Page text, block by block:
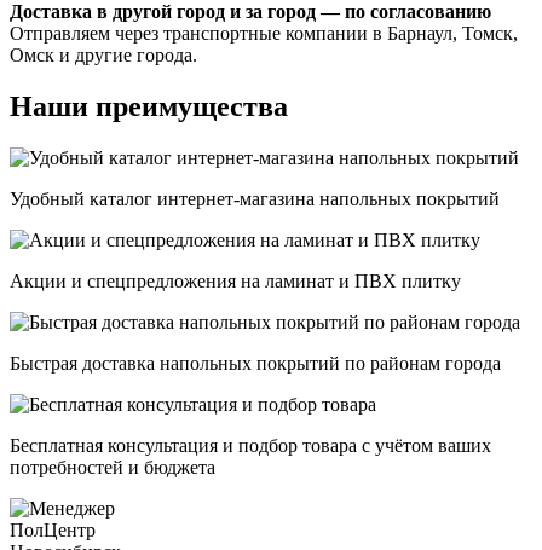
Доставка в другой город и за город — по согласованию
Отправляем через транспортные компании в Барнаул, Томск,
Омск и другие города.
Наши преимущества
Удобный каталог интернет-магазина напольных покрытий
Акции и спецпредложения на ламинат и ПВХ плитку
Быстрая доставка напольных покрытий по районам города
Бесплатная консультация и подбор товара с учётом ваших
потребностей и бюджета
ПолЦентр